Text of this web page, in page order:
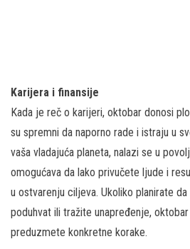
Karijera i finansije
Kada je reč o karijeri, oktobar donosi
su spremni da naporno rade i istraju u
vaša vladajuća planeta, nalazi se u
omogućava da lako privučete ljude i
u ostvarenju ciljeva. Ukoliko planirate
poduhvat ili tražite unapređenje,
preduzmete konkretne korake.